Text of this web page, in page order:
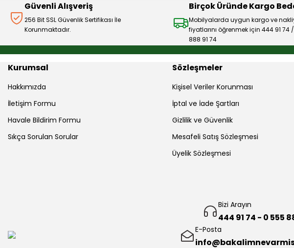
Güvenli Alışveriş
256 Bit SSL Güvenlik Sertifikası İle
Korunmaktadır.
Birçok Üründe Kargo
Mobilyalarda uygun kargo ve
fiyatlarını öğrenmek için 444 91 74
888 91 74
Kurumsal
Hakkımızda
İletişim Formu
Havale Bildirim Formu
Sıkça Sorulan Sorular
Sözleşmeler
Kişisel Veriler Korunması
İptal ve İade Şartları
Gizlilik ve Güvenlik
Mesafeli Satış Sözleşmesi
Üyelik Sözleşmesi
Bizi Arayın
444 91 74 - 0 555
E-Posta